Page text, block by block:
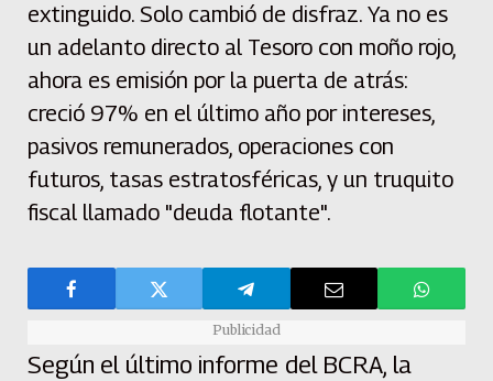
extinguido. Solo cambió de disfraz. Ya no es
un adelanto directo al Tesoro con moño rojo,
ahora es emisión por la puerta de atrás:
creció 97% en el último año por intereses,
pasivos remunerados, operaciones con
futuros, tasas estratosféricas, y un truquito
fiscal llamado "deuda flotante".
Publicidad
Según el último informe del BCRA, la